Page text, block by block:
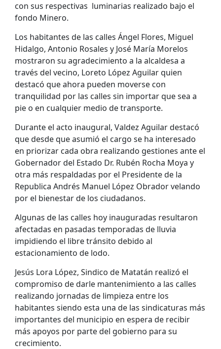
con sus respectivas luminarias realizado bajo el
fondo Minero.
Los habitantes de las calles Ángel Flores, Miguel
Hidalgo, Antonio Rosales y José María Morelos
mostraron su agradecimiento a la alcaldesa a
través del vecino, Loreto López Aguilar quien
destacó que ahora pueden moverse con
tranquilidad por las calles sin importar que sea a
pie o en cualquier medio de transporte.
Durante el acto inaugural, Valdez Aguilar destacó
que desde que asumió el cargo se ha interesado
en priorizar cada obra realizando gestiones ante el
Gobernador del Estado Dr. Rubén Rocha Moya y
otra más respaldadas por el Presidente de la
Republica Andrés Manuel López Obrador velando
por el bienestar de los ciudadanos.
Algunas de las calles hoy inauguradas resultaron
afectadas en pasadas temporadas de lluvia
impidiendo el libre tránsito debido al
estacionamiento de lodo.
Jesús Lora López, Sindico de Matatán realizó el
compromiso de darle mantenimiento a las calles
realizando jornadas de limpieza entre los
habitantes siendo esta una de las sindicaturas más
importantes del municipio en espera de recibir
más apoyos por parte del gobierno para su
crecimiento.